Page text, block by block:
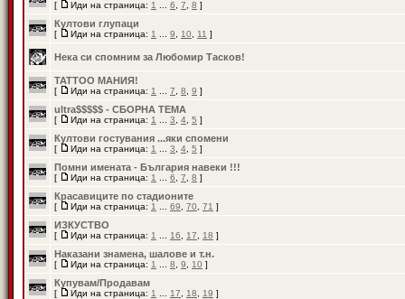
[ Иди на страница: 1 6 7 8 ]
Култови глупаци
[ Иди на страница: 1 9 10 11 ]
Нека си спомним за Любомир Тасков!
TATTOO МАНИЯ!
[ Иди на страница: 1 7 8 9 ]
ultra$$$$$ - СБОРНА ТЕМА
[ Иди на страница: 1 3 4 5 ]
Култови гостувания ...яки спомени
[ Иди на страница: 1 3 4 5 ]
Помни имената - България навеки !!!
[ Иди на страница: 1 6 7 8 ]
Красавиците по стадионите
[ Иди на страница: 1 69 70 71 ]
ИЗКУСТВО
[ Иди на страница: 1 16 17 18 ]
Наказани знамена, шалове и т.н.
[ Иди на страница: 1 8 9 10 ]
Купувам/Продавам
[ Иди на страница: 1 17 18 19 ]